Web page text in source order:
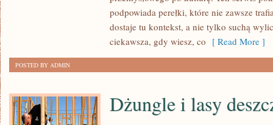
podpowiada perełki, które nie zawsze
dostaje tu kontekst, a nie tylko suchą
ciekawsza, gdy wiesz, co [ Read More ]
POSTED BY ADMIN
Dżungle i lasy